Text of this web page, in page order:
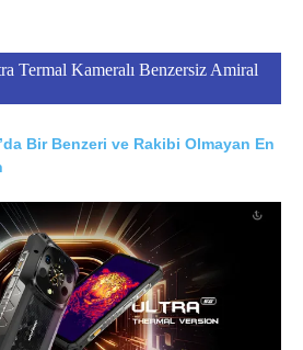
Termal Kameralı Benzersiz Amiral
Bir Benzeri ve Rakibi Olmayan En